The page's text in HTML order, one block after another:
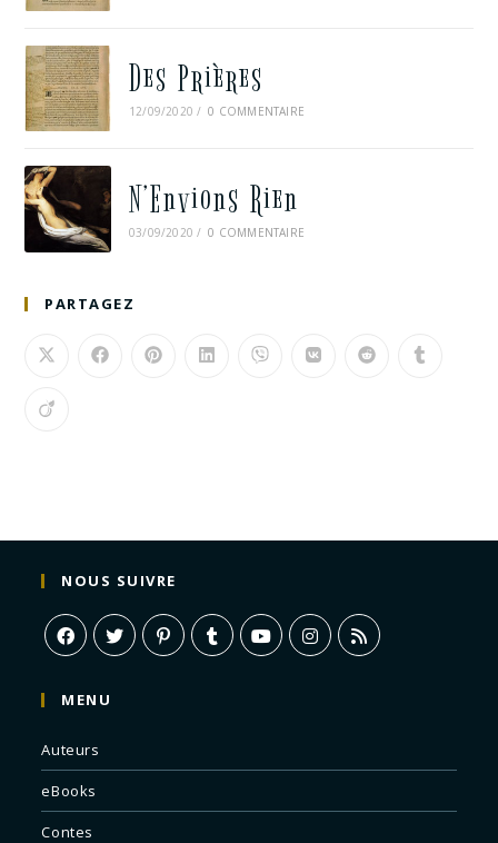
Des Prières
12/09/2020 / 0 COMMENTAIRE
N’Envions Rien
03/09/2020 / 0 COMMENTAIRE
PARTAGEZ
NOUS SUIVRE
MENU
Auteurs
eBooks
Contes